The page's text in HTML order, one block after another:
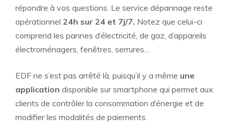
répondre à vos questions. Le service dépannage reste
opérationnel 24h sur 24 et 7j/7. Notez que celui-ci
comprend les pannes d’électricité, de gaz, d’appareils
électroménagers, fenêtres, serrures…
EDF ne s’est pas arrêté là, puisqu’il y a même une
application disponible sur smartphone qui permet aux
clients de contrôler la consommation d’énergie et de
modifier les modalités de paiements.